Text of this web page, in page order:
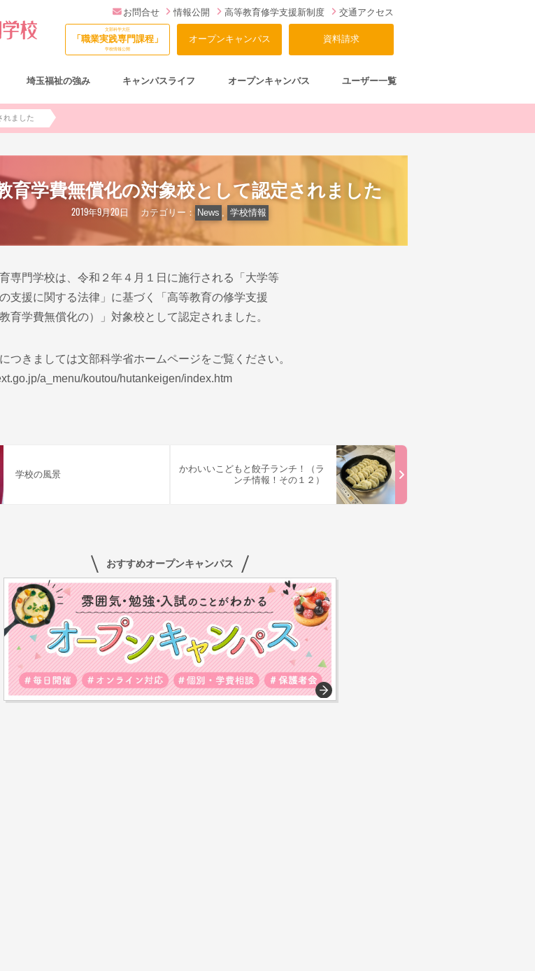
お問合せ 情報公開 高等教育修学支援新制度 交通アクセス
文部科学大臣
「職業実践専門課程」
学校情報公開
オープンキャンパス 資料請求
埼玉福祉の強み キャンパスライフ オープンキャンパス ユーザー一覧
れました
育学費無償化の対象校として認定されました
2019年9月20日 カテゴリー： News 学校情報
専門学校は、令和２年４月１日に施行される「大学等
支援に関する法律」に基づく「高等教育の修学支援
育学費無償化の）」対象校として認定されました。
つきましては文部科学省ホームページをご覧ください。
a_menu/koutou/hutankeigen/index.htm
学校の風景
かわいいこどもと餃子ランチ！（ラ
ンチ情報！その１２）
おすすめオープンキャンパス